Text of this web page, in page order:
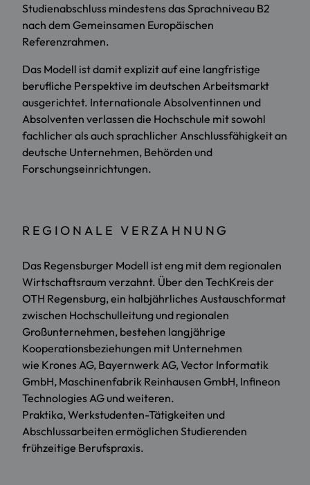
Studienabschluss mindestens das Sprachniveau B2
nach dem Gemeinsamen Europäischen
Referenzrahmen.
Das Modell ist damit explizit auf eine langfristige
berufliche Perspektive im deutschen Arbeitsmarkt
ausgerichtet. Internationale Absolventinnen und
Absolventen verlassen die Hochschule mit sowohl
fachlicher als auch sprachlicher Anschlussfähigkeit an
deutsche Unternehmen, Behörden und
Forschungseinrichtungen.
REGIONALE VERZAHNUNG
Das Regensburger Modell ist eng mit dem regionalen
Wirtschaftsraum verzahnt. Über den TechKreis der
OTH Regensburg, ein halbjährliches Austauschformat
zwischen Hochschulleitung und regionalen
Großunternehmen, bestehen langjährige
Kooperationsbeziehungen mit Unternehmen
wie Krones AG, Bayernwerk AG, Vector Informatik
GmbH, Maschinenfabrik Reinhausen GmbH, Infineon
Technologies AG und weiteren.
Praktika, Werkstudenten-Tätigkeiten und
Abschlussarbeiten ermöglichen Studierenden
frühzeitige Berufspraxis.